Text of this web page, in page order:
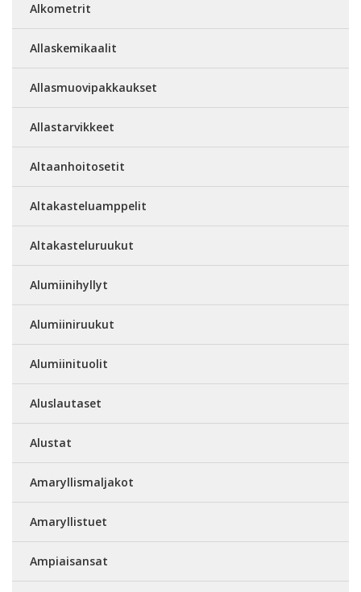
Alkometrit
Allaskemikaalit
Allasmuovipakkaukset
Allastarvikkeet
Altaanhoitosetit
Altakasteluamppelit
Altakasteluruukut
Alumiinihyllyt
Alumiiniruukut
Alumiinituolit
Aluslautaset
Alustat
Amaryllismaljakot
Amaryllistuet
Ampiaisansat